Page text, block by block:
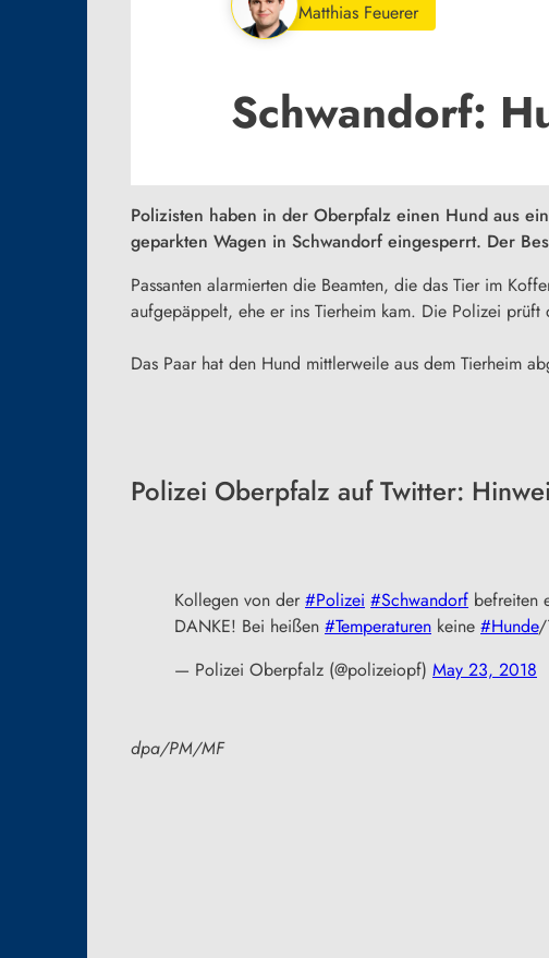
Matthias Feuerer
Schwandorf:
Polizisten haben in der Oberpfalz einen Hund aus
geparkten Wagen in Schwandorf eingesperrt. Der
Passanten alarmierten die Beamten, die das Tier im
aufgepäppelt, ehe er ins Tierheim kam. Die Polizei
Das Paar hat den Hund mittlerweile aus dem Tierheim
Polizei Oberpfalz auf Twitter:
Kollegen von der #Polizei #Schwandorf befreiten
DANKE! Bei heißen #Temperaturen keine #Hunde/
— Polizei Oberpfalz (@polizeiopf) May 23, 2018
dpa/PM/MF